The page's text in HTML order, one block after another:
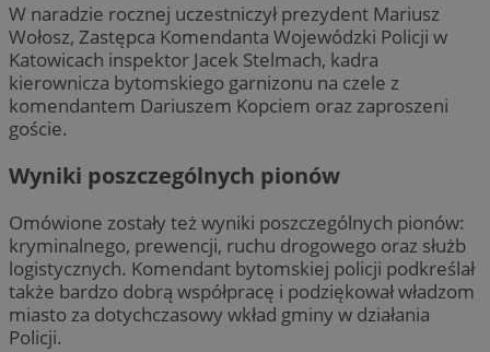
W naradzie rocznej uczestniczył prezydent Mariusz
Wołosz, Zastępca Komendanta Wojewódzki Policji w
Katowicach inspektor Jacek Stelmach, kadra
kierownicza bytomskiego garnizonu na czele z
komendantem Dariuszem Kopciem oraz zaproszeni
goście.
Wyniki poszczególnych pionów
Omówione zostały też wyniki poszczególnych pionów:
kryminalnego, prewencji, ruchu drogowego oraz służb
logistycznych. Komendant bytomskiej policji podkreślał
także bardzo dobrą współpracę i podziękował władzom
miasto za dotychczasowy wkład gminy w działania
Policji.